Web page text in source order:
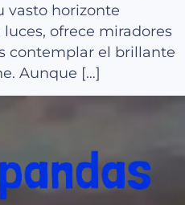
vasto horizonte
ofrece miradores
contemplar el brillante
Aunque […]